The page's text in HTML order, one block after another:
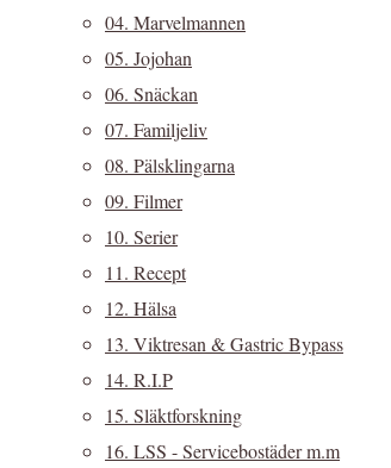
04. Marvelmannen
05. Jojohan
06. Snäckan
07. Familjeliv
08. Pälsklingarna
09. Filmer
10. Serier
11. Recept
12. Hälsa
13. Viktresan & Gastric Bypass
14. R.I.P
15. Släktforskning
16. LSS - Servicebostäder m.m